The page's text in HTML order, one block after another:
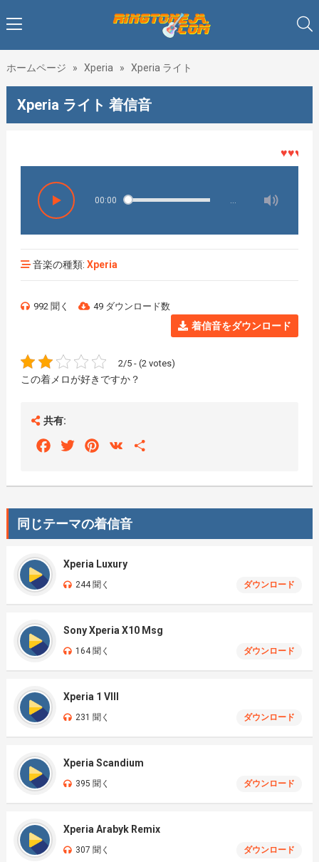
ホームページ » Xperia » Xperia ライト
Xperia ライト 着信音
♥♥♥着メ
00:00
音楽の種類: Xperia
992 聞く 49 ダウンロード数
着信音をダウンロード
2/5 - (2 votes)
この着メロが好きですか？
共有:
FacebookTwitterPinterest
VK
同じテーマの着信音
Xperia Luxury
244 聞く ダウンロード
Sony Xperia X10 Msg
164 聞く ダウンロード
Xperia 1 VIII
231 聞く ダウンロード
Xperia Scandium
395 聞く ダウンロード
Xperia Arabyk Remix
307 聞く ダウンロード